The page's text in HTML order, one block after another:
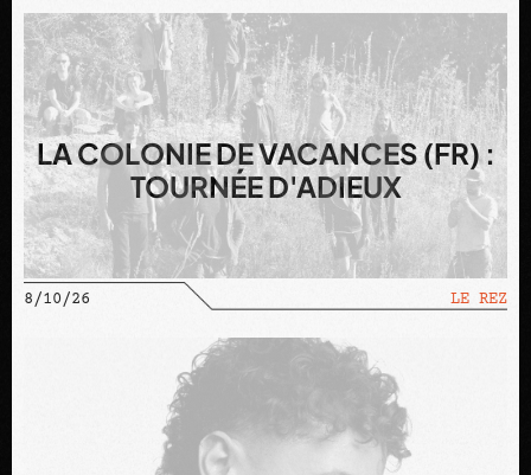
LA COLONIE DE VACANCES (FR) :
TOURNÉE D'ADIEUX
8/10/26 LE REZ